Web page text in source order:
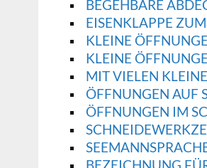
BEGEHBARE
EISENKLAPPE
KLEINE
KLEINE
MIT VIELEN
ÖFFNUNGEN AUF
ÖFFNUNGEN IM